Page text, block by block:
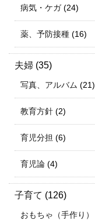
病気・ケガ(24)
薬、予防接種 (16)
夫婦 (35)
写真、アルバム (21)
教育方針 (2)
育児分担 (6)
育児論 (4)
子育て (126)
おもちゃ（手作り）